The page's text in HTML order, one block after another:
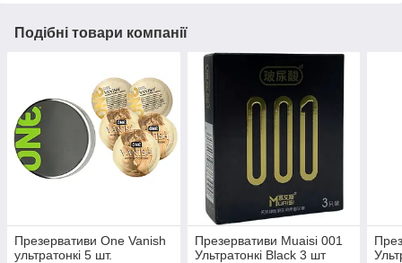
Подібні товари компанії
Презервативи One Vanish
ультратонкі 5 шт.
Презервативи Muaisi 001
Ультратонкі Black 3 шт